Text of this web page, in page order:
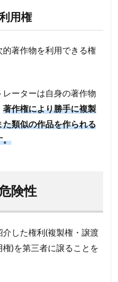
用権
著作物を利用できる権
ーターは自身の著作物
著作権により勝手に複製
類似の作品を作られる
。
険性
した権利(複製権・譲渡
)を第三者に譲ることを